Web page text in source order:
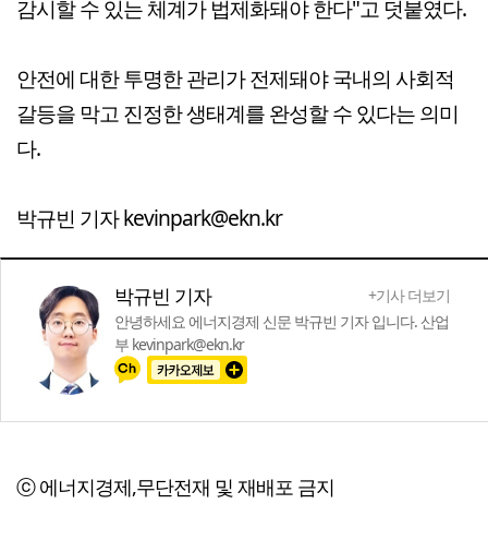
감시할 수 있는 체계가 법제화돼야 한다"고 덧붙였다.
안전에 대한 투명한 관리가 전제돼야 국내의 사회적
갈등을 막고 진정한 생태계를 완성할 수 있다는 의미
다.
박규빈 기자 kevinpark@ekn.kr
박규빈 기자
+기사 더보기
안녕하세요 에너지경제 신문 박규빈 기자 입니다. 산업
부 kevinpark@ekn.kr
ⓒ 에너지경제,무단전재 및 재배포 금지